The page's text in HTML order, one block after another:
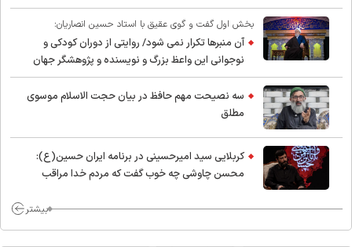
بخش اول گفت و گوی عقیق با استاد حسین انصاریان:
آن منبرها تکرار نمی شود/ روایتی از دوران کودکی و
نوجوانی این واعظ بزرگ و نویسنده و پژوهشگر جهان
اسلام
سه نصیحت مهم حافظ در بیان حجت الاسلام موسوی
مطلق
کربلایی سید امیر‌حسینی در برنامه ایران حسین(ع):
محسن چاوشی چه خوب گفت که مردم خدا مراقب
بیشتر